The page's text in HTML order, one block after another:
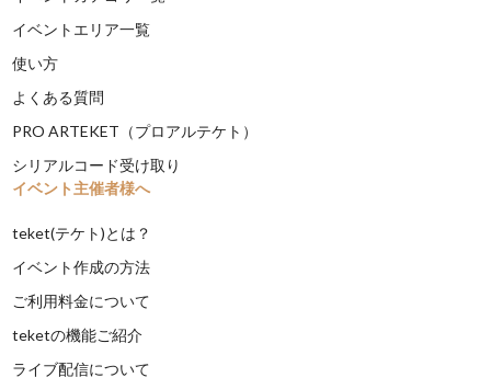
イベントエリア一覧
使い方
よくある質問
PRO ARTEKET（プロアルテケト）
シリアルコード受け取り
イベント主催者様へ
teket(テケト)とは？
イベント作成の方法
ご利用料金について
teketの機能ご紹介
ライブ配信について